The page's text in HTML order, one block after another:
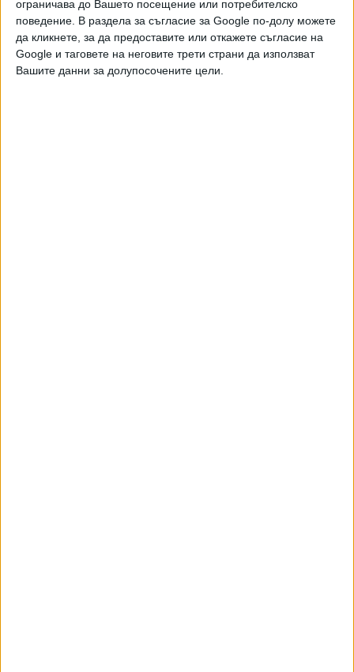
ограничава до Вашето посещение или потребителско
поведение. В раздела за съгласие за Google по-долу можете
да кликнете, за да предоставите или откажете съгласие на
Google и таговете на неговите трети страни да използват
Вашите данни за долупосочените цели.
са задържани или са избягали от страната.
Мария Колесникова е
арестувана, след като скъсала